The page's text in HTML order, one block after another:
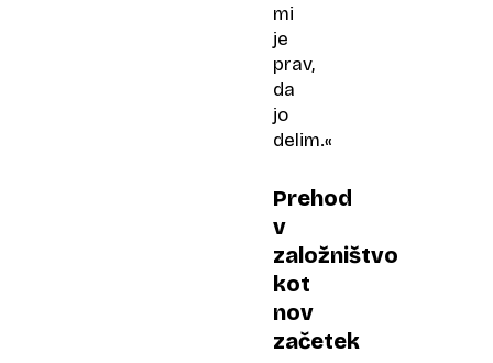
mi
je
prav,
da
jo
delim.«
Prehod
v
založništvo
kot
nov
začetek